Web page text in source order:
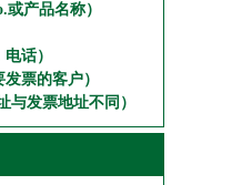
产品名称）
话）
票的客户）
与发票地址不同）